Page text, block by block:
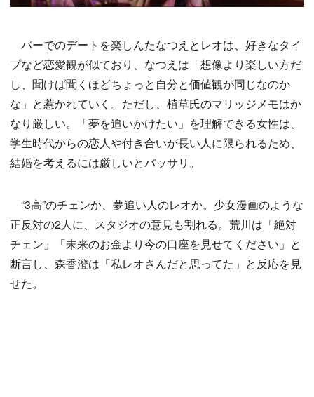
バーでのデートを楽しんたなつえとレオは、好きなタイ
プなど恋愛観が似ており、なつえは「想像より楽しい方だ
し、聞けば聞くほどちょっと自分と価値観が同じなのか
な」と惹かれていく。ただし、植草氏のマリッジメモはか
なり厳しい。「夢を追いかけたい」を理解できる女性は、
学生時代からの恋人や付き合いが長い人に限られるため、
結婚を考えるには厳しいとバッサリ。
“3高”のチェンか、夢追い人のレオか。少女漫画のような
正反対の2人に、スタジオの意見も割れる。荒川は「絶対
チェン」「未来のお金より今の口座を見せてください」と
断言し、森香澄は「私レオさんだと思ってた」と反応を見
せた。